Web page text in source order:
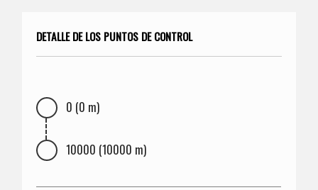
DETALLE DE LOS PUNTOS DE CONTROL
0 (0 m)
10000 (10000 m)